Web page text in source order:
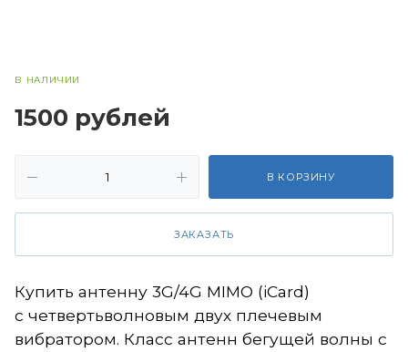
В НАЛИЧИИ
1500 рублей
В КОРЗИНУ
ЗАКАЗАТЬ
Купить антенну 3G/4G MIMO (iCard)
с четвертьволновым двух плечевым
вибратором. Класс антенн бегущей волны с